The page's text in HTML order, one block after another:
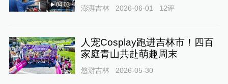
04:03 澎湃吉林 2026-06-01 12评
人宠Cosplay跑进吉林市！四百
家庭青山共赴萌趣周末
悠游吉林 2026-05-30